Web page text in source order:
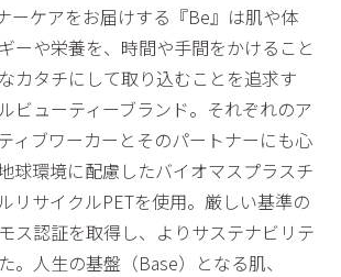
ーケアをお届けする『Be』は肌や体
ーや栄養を、時間や手間をかけること
カタチにして取り込むことを追求す
ビューティーブランド。それぞれのア
ィブワーカーとそのパートナーにも心
球環境に配慮したバイオマスプラスチ
リサイクルPETを使用。厳しい基準の
ス認証を取得し、よりサステナビリテ
。人生の基盤（Base）となる肌、